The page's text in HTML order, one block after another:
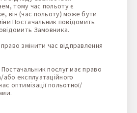
тому час польоту є
він (час польоту) може бути
Постачальник повідомить
Замовника.
змінити час відправлення
послуг має право
експлуатаційного
оптимізації польотної/